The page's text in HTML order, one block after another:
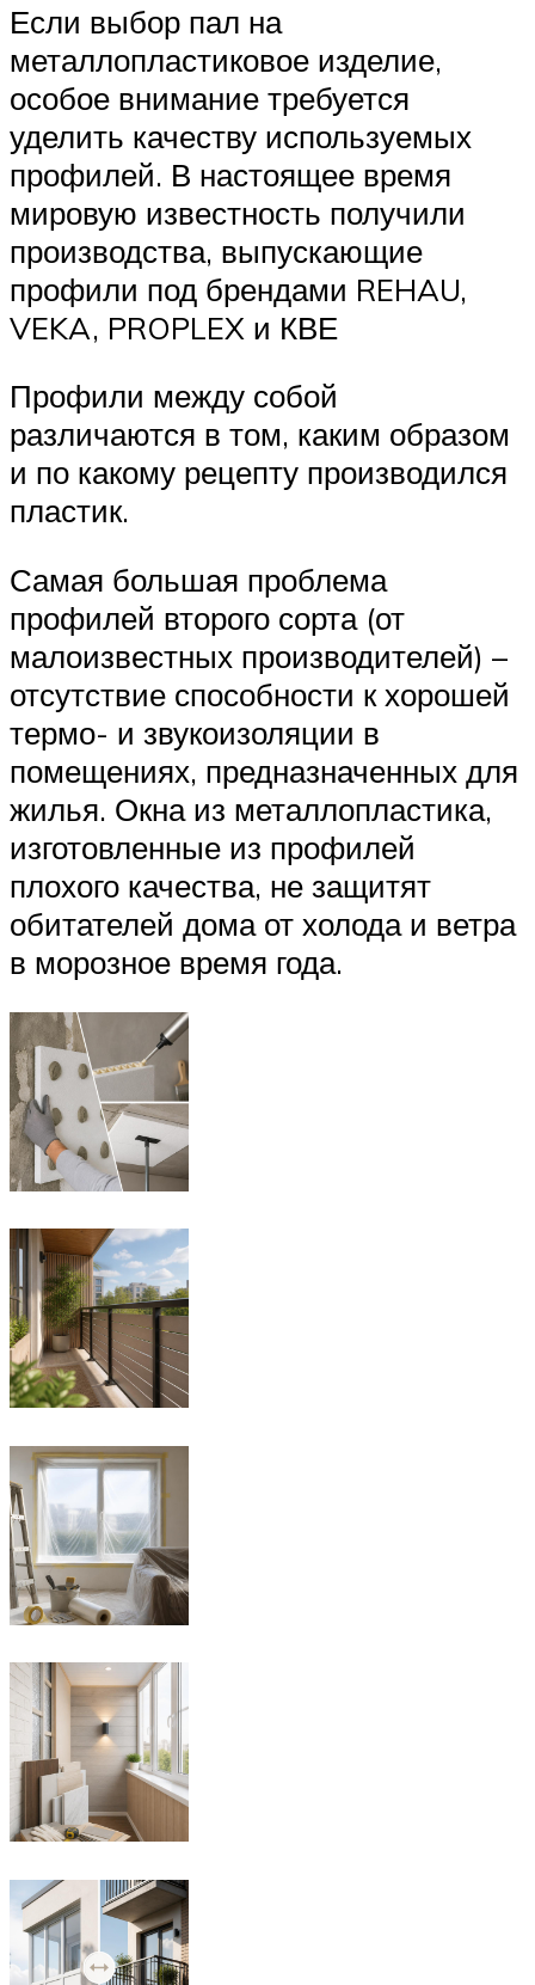
Если выбор пал на
металлопластиковое изделие,
особое внимание требуется
уделить качеству используемых
профилей. В настоящее время
мировую известность получили
производства, выпускающие
профили под брендами REHAU,
VEKA, PROPLEX и КВЕ
Профили между собой
различаются в том, каким образом
и по какому рецепту производился
пластик.
Самая большая проблема
профилей второго сорта (от
малоизвестных производителей) –
отсутствие способности к хорошей
термо- и звукоизоляции в
помещениях, предназначенных для
жилья. Окна из металлопластика,
изготовленные из профилей
плохого качества, не защитят
обитателей дома от холода и ветра
в морозное время года.